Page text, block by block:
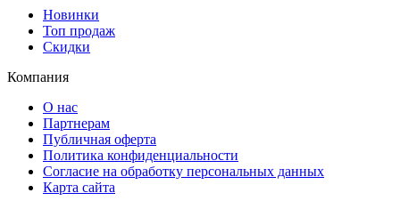
Новинки
Топ продаж
Скидки
Компания
О нас
Партнерам
Публичная оферта
Политика конфиденциальности
Согласие на обработку персональных данных
Карта сайта